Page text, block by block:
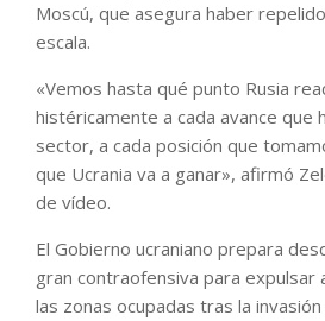
Moscú, que asegura haber
escala.
«Vemos hasta qué punto Rusia
histéricamente a cada avance que
sector, a cada posición que
que Ucrania va a ganar», afirmó
de vídeo.
El Gobierno ucraniano prepara
gran contraofensiva para expulsar
las zonas ocupadas tras la